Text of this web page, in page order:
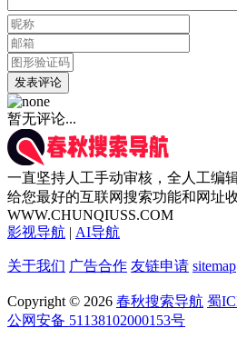
发表评论
暂无评论...
一直坚持人工手动审核，全人工编
给您最好的互联网搜索功能和网址
WWW.CHUNQIUSS.COM
影视导航 | AI导航
关于我们 广告合作 友链申请 sitemap
Copyright © 2026 春秋搜索导航 蜀
公网安备 51138102000153号